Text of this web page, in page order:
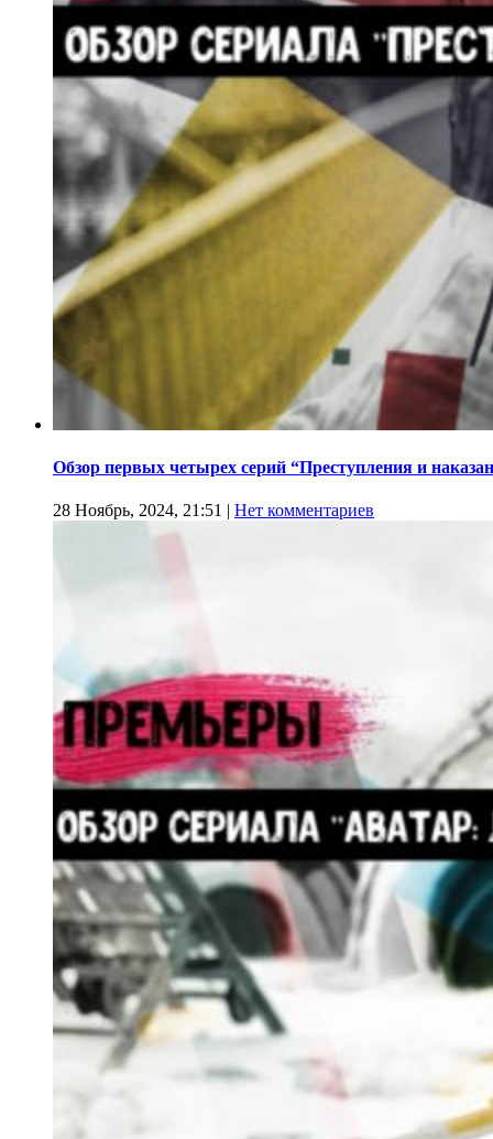
Обзор первых четырех серий “Преступления и
28 Ноябрь, 2024, 21:51 | Нет комментариев